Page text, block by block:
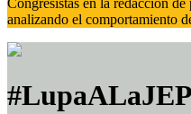
analizando el comportamiento
#LupaALaJEP